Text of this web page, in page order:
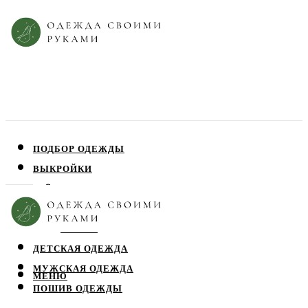
ПОДБОР ОДЕЖДЫ
ВЫКРОЙКИ
ЮБКИ
ДЕТСКАЯ ОДЕЖДА
МУЖСКАЯ ОДЕЖДА
ПОШИВ ОДЕЖДЫ
МЕНЮ